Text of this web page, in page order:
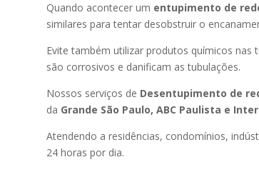
Quando acontecer um entupimento de
similares para tentar desobstruir o
Evite também utilizar produtos químicos nas
são corrosivos e danificam as tubulações.
Nossos serviços de Desentupimento de
da Grande São Paulo, ABC Paulista e
Atendendo a residências, condomínios,
24 horas por dia.